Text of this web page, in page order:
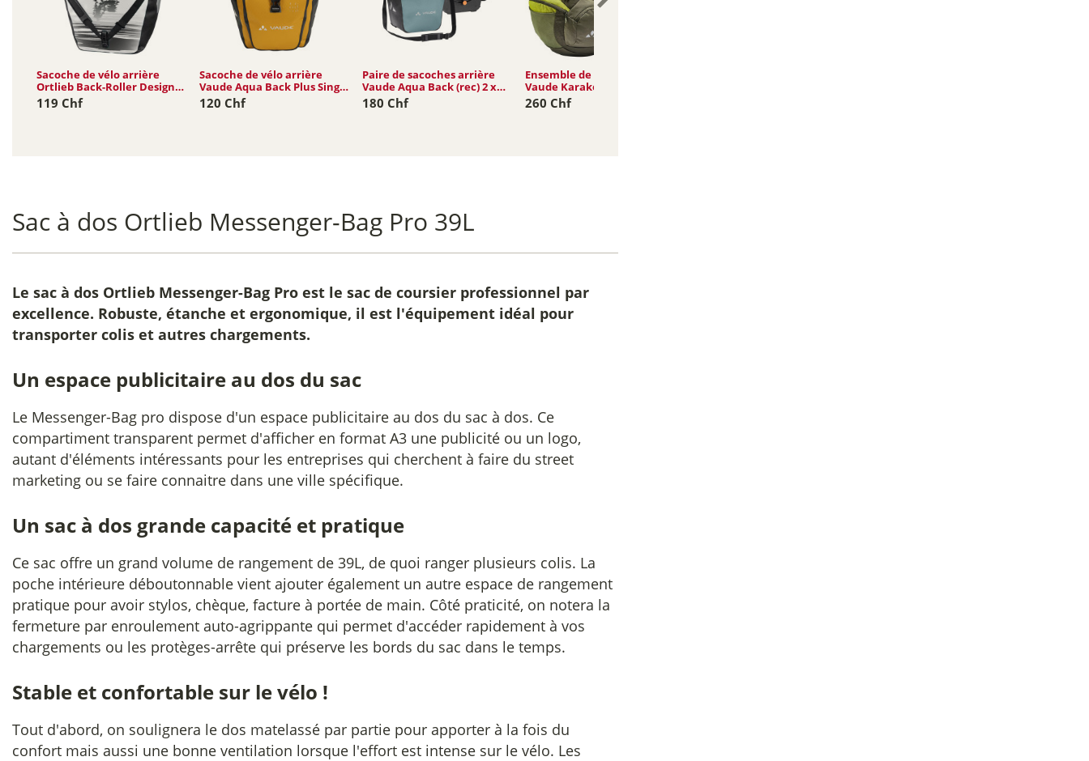
Sacoche de vélo arrière
Ortlieb Back-Roller Design
20L
119 Chf
Sacoche de vélo arrière
Vaude Aqua Back Plus Single
(rec)...
120 Chf
Paire de sacoches arrière
Vaude Aqua Back (rec) 2 x
24L
180 Chf
Ensemble de sacoches
Vaude Karakorum Pro 65L
260 Chf
Sac à dos Ortlieb Messenger-Bag Pro 39L
Lesac à dos Ortlieb Messenger-Bag Pro est le sac de coursier professionnel par
excellence. Robuste, étanche et ergonomique, il est l'équipement idéal pour
transporter colis et autres chargements.
Un espace publicitaire au dos du sac
Le Messenger-Bag pro dispose d'un espace publicitaire au dos du sac à dos. Ce
compartiment transparent permet d'afficher en format A3 une publicité ou un logo,
autant d'éléments intéressants pour les entreprises qui cherchent à faire du street
marketing ou se faire connaitre dans une ville spécifique.
Un sac à dos grande capacité et pratique
Ce sac offre un grand volume de rangement de 39L, de quoi ranger plusieurs colis. La
poche intérieure déboutonnable vient ajouter également un autre espace de rangement
pratique pour avoir stylos, chèque, facture à portée de main. Côté praticité, on notera la
fermeture par enroulement auto-agrippante qui permet d'accéder rapidement à vos
chargements ou les protèges-arrête qui préserve les bords du sac dans le temps.
Stable et confortable sur le vélo !
Tout d'abord, on soulignera le dos matelassé par partie pour apporter à la fois du
confort mais aussi une bonne ventilation lorsque l'effort est intense sur le vélo. Les